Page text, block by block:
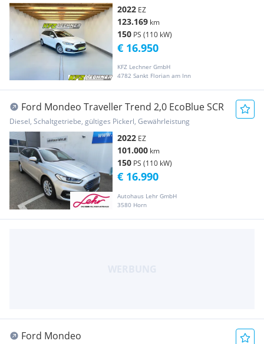
2022 EZ
123.169 km
150 PS (110 kW)
KFZ Lechner GmbH
4782 Sankt Florian am Inn
€ 16.950
Ford Mondeo Traveller Trend 2,0 EcoBlue SCR
Diesel, Schaltgetriebe, gültiges Pickerl, Gewährleistung
2022 EZ
101.000 km
150 PS (110 kW)
Autohaus Lehr GmbH
3580 Horn
€ 16.990
Ford Mondeo